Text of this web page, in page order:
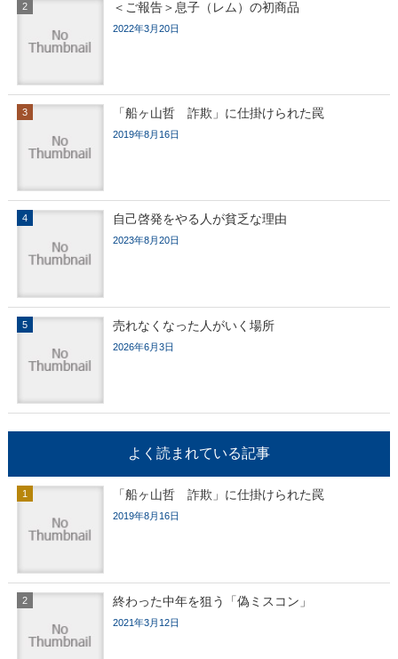
＜ご報告＞息子（レム）の初商品
2022年3月20日
「船ヶ山哲 詐欺」に仕掛けられた罠
2019年8月16日
自己啓発をやる人が貧乏な理由
2023年8月20日
売れなくなった人がいく場所
2026年6月3日
よく読まれている記事
「船ヶ山哲 詐欺」に仕掛けられた罠
2019年8月16日
終わった中年を狙う「偽ミスコン」
2021年3月12日